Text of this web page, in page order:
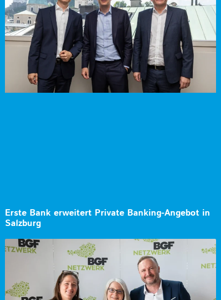
Erste Bank erweitert Private Banking-Angebot in
Salzburg